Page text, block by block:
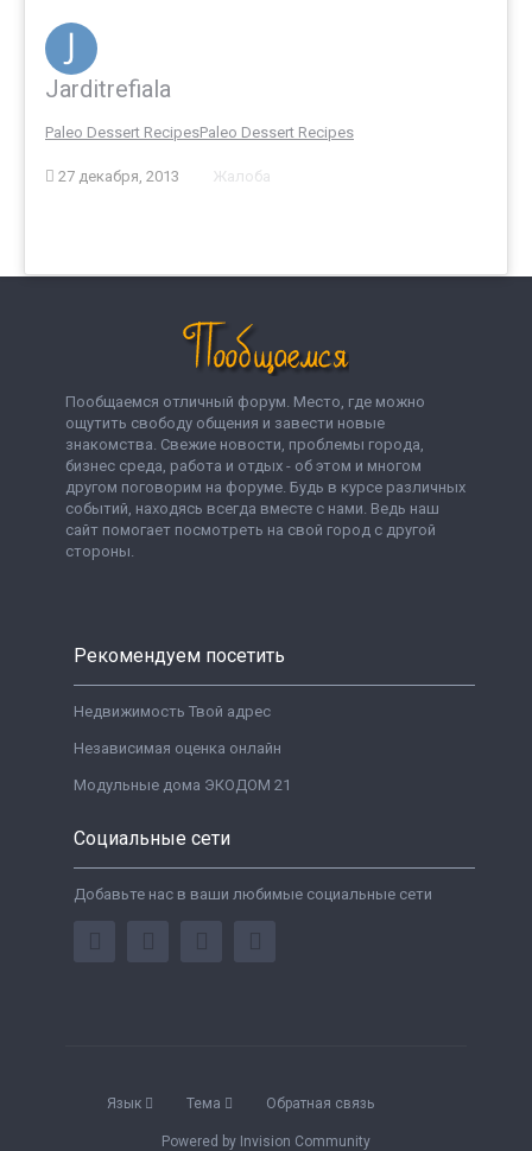
Jarditrefiala
Paleo Dessert RecipesPaleo Dessert Recipes
27 декабря, 2013 Жалоба
Пообщаемся отличный форум. Место, где можно
ощутить свободу общения и завести новые
знакомства. Свежие новости, проблемы города,
бизнес среда, работа и отдых - об этом и многом
другом поговорим на форуме. Будь в курсе различных
событий, находясь всегда вместе с нами. Ведь наш
сайт помогает посмотреть на свой город с другой
стороны.
Рекомендуем посетить
Недвижимость Твой адрес
Независимая оценка онлайн
Модульные дома ЭКОДОМ 21
Социальные сети
Добавьте нас в ваши любимые социальные сети
Язык Тема Обратная связь
Powered by Invision Community